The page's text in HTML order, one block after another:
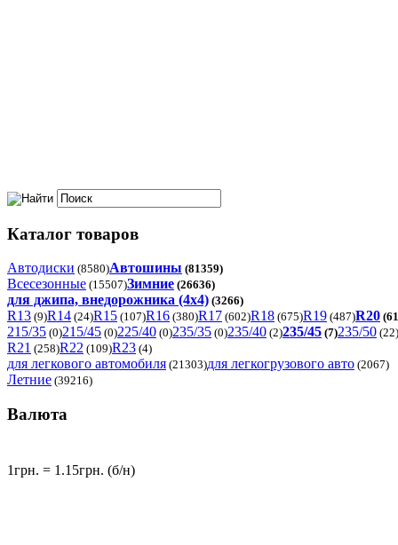
Каталог товаров
Автодиски (8580)Автошины (81359)
Всесезонные (15507)Зимние (26636)
для джипа, внедорожника (4x4) (3266)
R13 (9)R14 (24)R15 (107)R16 (380)R17 (602)R18 (675)R19 (487)R20
215/35 (0)215/45 (0)225/40 (0)235/35 (0)235/40 (2)235/45 (7)235/50 (22)
R21 (258)R22 (109)R23 (4)
для легкового автомобиля (21303)для легкогрузового авто (2067)
Летние (39216)
Валюта
1грн. = 1.15грн. (б/н)